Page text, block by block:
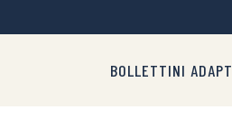
BOLLETTINI ADAPT